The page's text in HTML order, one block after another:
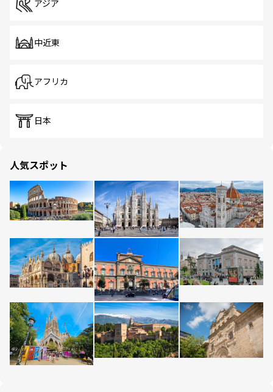
アジア
中近東
アフリカ
日本
人気スポット